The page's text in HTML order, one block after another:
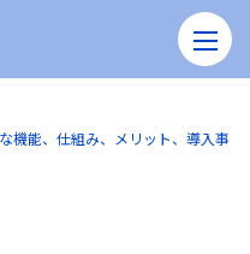
機能、仕組み、メリット、導入事